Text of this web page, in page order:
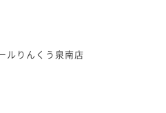
ルりんくう泉南店